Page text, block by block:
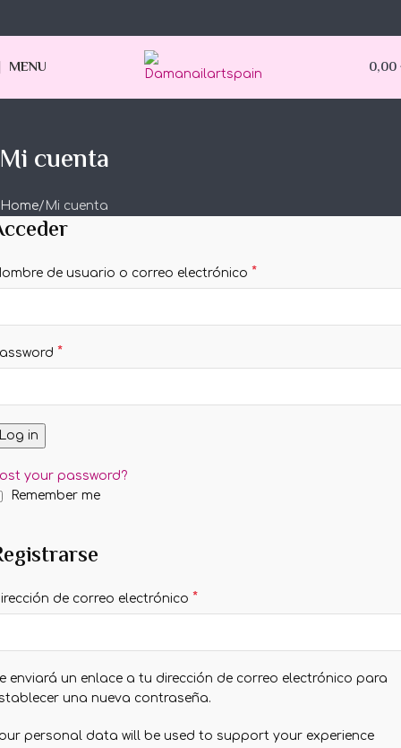
MENU 0,00
Mi cuenta
Home Mi cuenta
de usuario o correo electrónico *
*
in
your password?
Remember me
de correo electrónico *
enviará un enlace a tu dirección de correo electrónico para
una nueva contraseña.
personal data will be used to support your experience